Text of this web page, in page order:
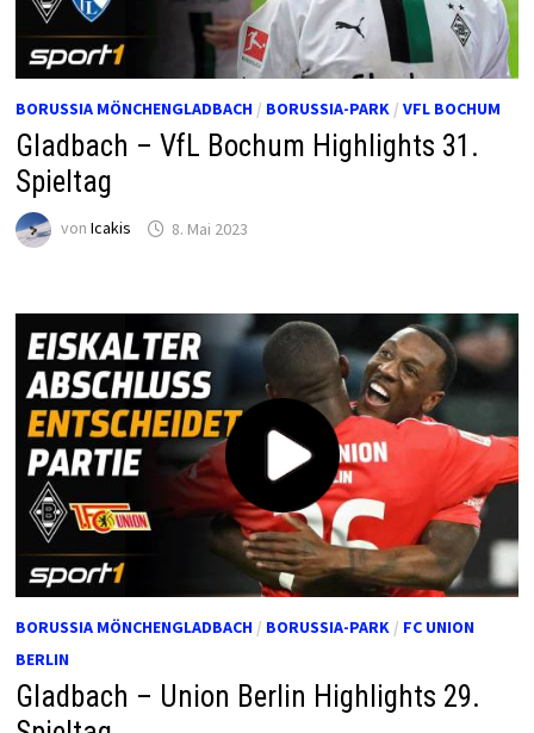
BORUSSIA MÖNCHENGLADBACH/ BORUSSIA-PARK/ VFL BOCHUM
Gladbach – VfL Bochum Highlights 31.
Spieltag
von Icakis 8. Mai 2023
BORUSSIA MÖNCHENGLADBACH/ BORUSSIA-PARK/ FC UNION
BERLIN
Gladbach – Union Berlin Highlights 29.